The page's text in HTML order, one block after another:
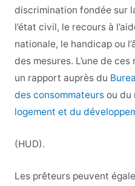
discrimination fondée sur
l’état civil, le recours à
nationale, le handicap ou
des mesures. L’une de
un rapport auprès du
des consommateursou du
logement et du
(HUD).
Les prêteurs peuvent